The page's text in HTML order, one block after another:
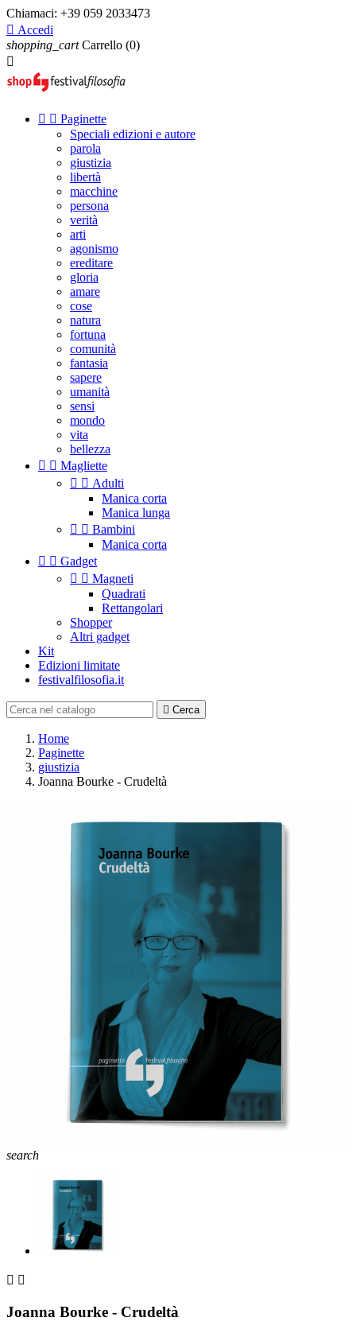
Chiamaci: +39 059 2033473
 Accedi
shopping_cart Carrello (0)

  Paginette
Speciali edizioni e autore
parola
giustizia
libertà
macchine
persona
verità
arti
agonismo
ereditare
gloria
amare
cose
natura
fortuna
comunità
fantasia
sapere
umanità
sensi
mondo
vita
bellezza
  Magliette
  Adulti
Manica corta
Manica lunga
  Bambini
Manica corta
  Gadget
  Magneti
Quadrati
Rettangolari
Shopper
Altri gadget
Kit
Edizioni limitate
festivalfilosofia.it
 Cerca
Home
Paginette
giustizia
Joanna Bourke - Crudeltà
search
 
Joanna Bourke - Crudeltà